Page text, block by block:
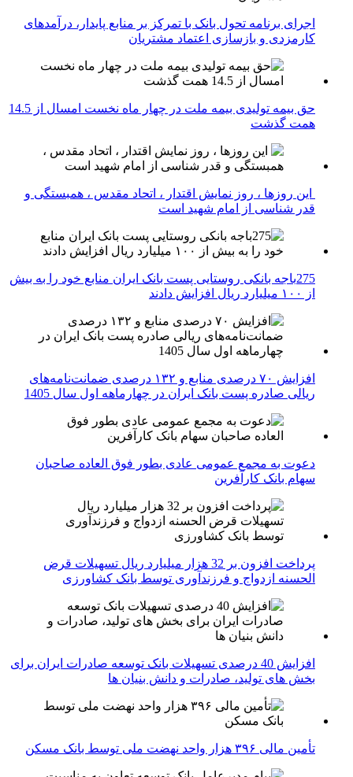
اجرای برنامه تحول بانک با تمرکز بر منابع پایدار، درآمدهای
کارمزدی و بازسازی اعتماد مشتریان
حق بیمه تولیدی بیمه ملت در چهار ماه نخست امسال از 14.5
همت گذشت
این روزها ، روز نمایش اقتدار ، اتحاد مقدس ، همبستگی و
قدر شناسی از امام شهید است
275باجه بانکی روستایی پست بانک ایران منابع خود را به بیش
از ۱۰۰ میلیارد ریال افزایش دادند
افزایش ۷۰ درصدی منابع و ۱۳۲ درصدی ضمانت‌نامه‌های
ریالی صادره پست بانک ایران در چهارماهه اول سال 1405
دعوت به مجمع عمومی عادی بطور فوق العاده صاحبان
سهام بانک کارآفرین
پرداخت افزون بر 32 هزار میلیارد ریال تسهیلات قرض
الحسنه ازدواج و فرزندآوری توسط بانک کشاورزی
افزایش 40 درصدی تسهیلات بانک توسعه صادرات ایران برای
بخش های تولید، صادرات و دانش بنیان ها
تأمین مالی ۳۹۶ هزار واحد نهضت ملی توسط بانک مسکن